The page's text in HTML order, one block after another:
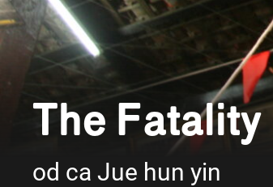
The Fatality
od ca Jue hun yin